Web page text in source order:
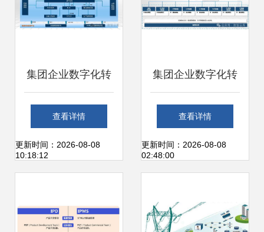
集团企业数字化转
型蓝图规划及顶层
设计建设实施方案
实施的全方位路径
查看详情
更新时间：2026-08-08
10:18:12
集团企业数字化转
型蓝图规划及顶层
设计建设实施方案
实施的全方位路径
查看详情
更新时间：2026-08-08
02:48:00